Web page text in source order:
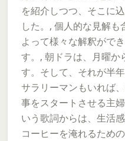
を紹介しつつ、そこに
した。, 個人的な見解
よって様々な解釈がで
す。, 朝ドラは、月曜か
す。そして、それが半
サラリーマンもいれば
事をスタートさせる主
いう歌詞からは、生活
コーヒーを淹れるため